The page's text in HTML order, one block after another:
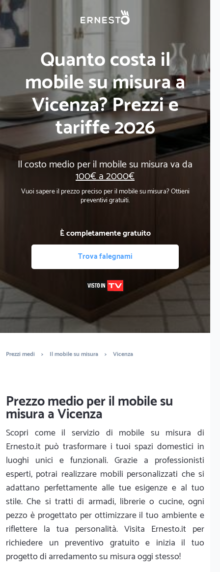
Quanto costa il
mobile su misura a
Vicenza? Prezzi e
tariffe 2026
Il costo medio per il mobile su misura va da
100€ a 2000€
Vuoi sapere il prezzo preciso per il mobile su misura? Ottieni
preventivi gratuiti.
È completamente gratuito
Trova falegnami
Prezzi medi > Il mobile su misura > Vicenza
Prezzo medio per il mobile su
misura a Vicenza
Scopri come il servizio di mobile su misura di
Ernesto.it può trasformare i tuoi spazi domestici in
luoghi unici e funzionali. Grazie a professionisti
esperti, potrai realizzare mobili personalizzati che si
adattano perfettamente alle tue esigenze e al tuo
stile. Che si tratti di armadi, librerie o cucine, ogni
pezzo è progettato per ottimizzare il tuo ambiente e
riflettere la tua personalità. Visita Ernesto.it per
richiedere un preventivo gratuito e inizia il tuo
progetto di arredamento su misura oggi stesso!